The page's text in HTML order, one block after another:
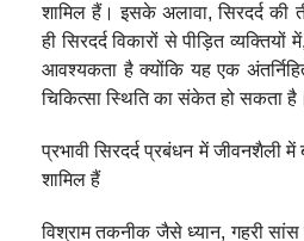
शामिल हैं। इसके अलावा, सिरदर्द
ही सिरदर्द विकारों से पीड़ित व्यक्तियों
आवश्यकता है क्योंकि यह एक
चिकित्सा स्थिति का संकेत हो सकता है।
प्रभावी सिरदर्द प्रबंधन में जीवनशैली
शामिल हैं
विश्राम तकनीक जैसे ध्यान, गहरी